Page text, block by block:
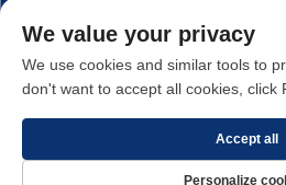
We value your privacy
We use cookies and similar tools to
don't want to accept all cookies, click
Personalize
Accept all